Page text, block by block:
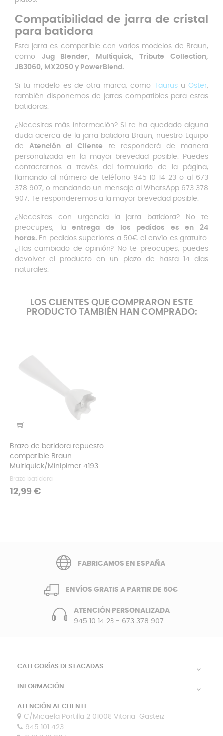
Compatibilidad de jarra de cristal
para batidora
Esta jarra es compatible con varios modelos de Braun,
como Jug Blender, Multiquick, Tribute Collection,
JB3060, MX2050 y PowerBlend.
Si tu modelo es de otra marca, como Taurus uOster,
también disponemos de jarras compatibles para estas
batidoras.
¿Necesitas más información? Si te ha quedado alguna
duda acerca de la jarra batidora Braun, nuestro Equipo
deAtención al Cliente
te responderá de manera
personalizada en la mayor brevedad posible. Puedes
contactarnos a través del formulario de la página,
llamando al número de teléfono 945 10 14 23 o al 673
378 907, o mandando un mensaje al WhatsApp 673 378
907. Te responderemos a la mayor brevedad posible.
¿Necesitas con urgencia la jarra batidora? No te
preocupes, laentrega de los pedidos es en 24
horas. En pedidos superiores a 50€ el envío es gratuito.
¿Has cambiado de opinión? No te preocupes, puedes
devolver el producto en un plazo de hasta 14 días
naturales.
LOS CLIENTES QUE COMPRARON ESTE
PRODUCTO TAMBIÉN HAN COMPRADO:
Brazo de batidora repuesto
compatible Braun
Multiquick/Minipimer 4193
Brazo batidora
Precio
12,99 €
FABRICAMOS EN ESPAÑA
ENVÍOS GRATIS A PARTIR DE 50€
ATENCIÓN PERSONALIZADA
945 10 14 23- 673 378 907
CATEGORÍAS DESTACADAS 
INFORMACIÓN 
ATENCIÓN AL CLIENTE
C/Micaela Portilla 2 01008 Vitoria-Gasteiz
945 101 423